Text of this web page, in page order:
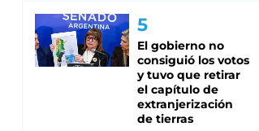
El gobierno no
consiguió los votos
y tuvo que retirar
el capítulo de
extranjerización
de tierras